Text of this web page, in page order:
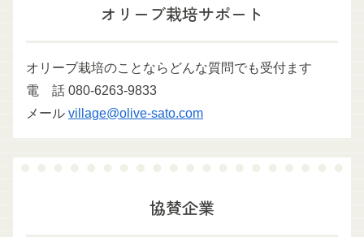
オリーブ栽培サポート
オリーブ栽培のことならどんな質問でも受付ます
電 話 080-6263-9833
メール village@olive-sato.com
協賛企業